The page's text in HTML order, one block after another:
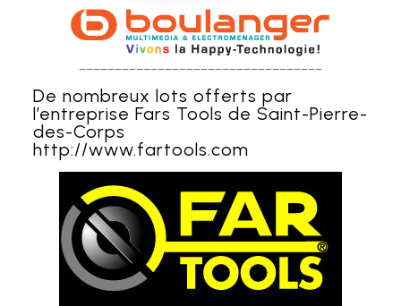
De nombreux lots offerts par
l’entreprise Fars Tools de Saint-Pierre-
des-Corps
http://www.fartools.com